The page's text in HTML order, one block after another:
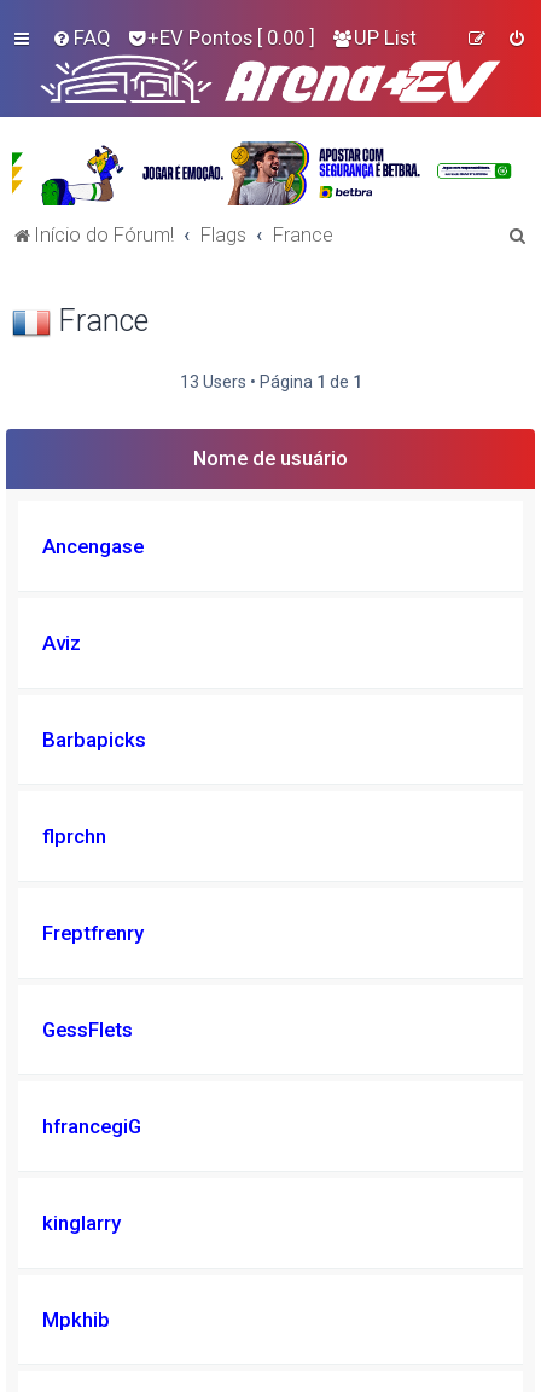
FAQ +EV Pontos [ 0.00 ] UP List
Início do Fórum! Flags France
s
France
13 Users • Página 1 de 1
Nome de usuário
Ancengase
Aviz
Barbapicks
flprchn
Freptfrenry
GessFlets
hfrancegiG
kinglarry
Mpkhib